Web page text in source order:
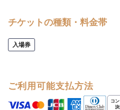
チケットの種類・料金帯
入場券
ご利用可能支払方法